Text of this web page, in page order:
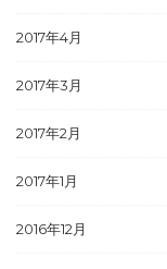
2017年4月
2017年3月
2017年2月
2017年1月
2016年12月